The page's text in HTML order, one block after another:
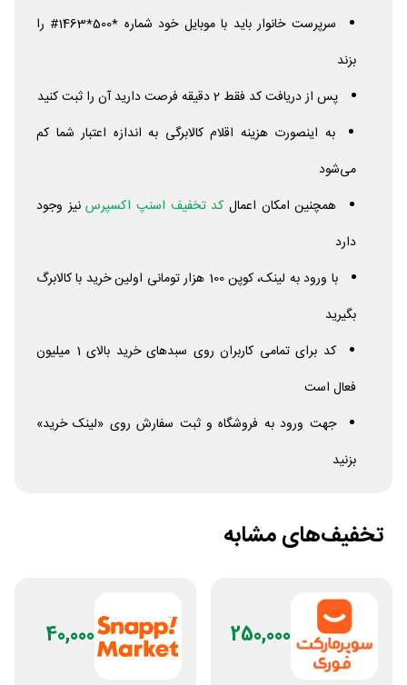
سرپرست خانوار باید با موبایل خود شماره *500*1463# را
بزند
پس از دریافت کد فقط 2 دقیقه فرصت دارید آن را ثبت کنید
به اینصورت هزینه اقلام کالابرگی به اندازه اعتبار شما کم
می‌شود
همچنین امکان اعمال کد تخفیف اسنپ اکسپرسنیز وجود
دارد
با ورود به لینک، کوپن 100 هزار تومانی اولین خرید با کالابرگ
بگیرید
کد برای تمامی کاربران روی سبدهای خرید بالای 1 میلیون
فعال است
جهت ورود به فروشگاه و ثبت سفارش روی «لینک خرید»
بزنید
تخفیف‌های مشابه
250,000
40,000